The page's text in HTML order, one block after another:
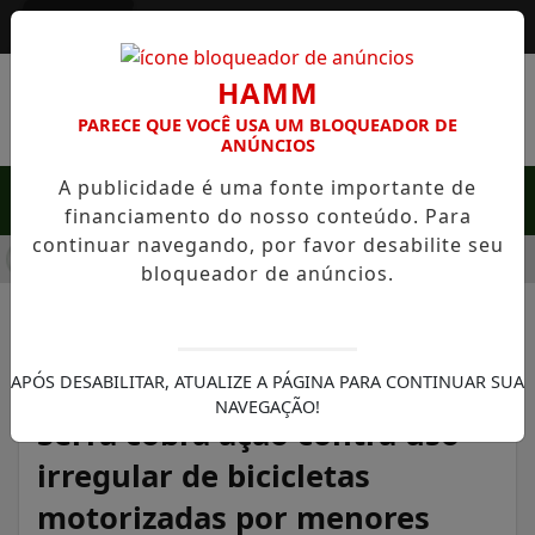
MENU
SERRA NEGRA: FAZENDA COM 488 HECTARES UNE ALTA
🚨 CONSEG de Araçoiaba da
Serra cobra ação contra uso
irregular de bicicletas
motorizadas por menores
HAMM
PARECE QUE VOCÊ USA UM BLOQUEADOR DE
ANÚNCIOS
A publicidade é uma fonte importante de
financiamento do nosso conteúdo. Para
continuar navegando, por favor desabilite seu
bloqueador de anúncios.
APÓS DESABILITAR, ATUALIZE A PÁGINA PARA CONTINUAR SUA
NAVEGAÇÃO!